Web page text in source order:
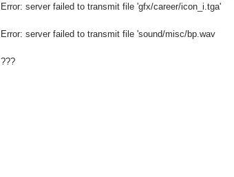
Error: server failed to transmit file 'gfx/career/icon_i.tga'
Error: server failed to transmit file 'sound/misc/bp.wav
???